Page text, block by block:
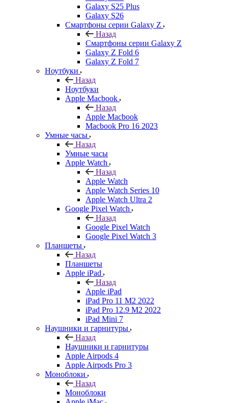
Galaxy S25 Plus
Galaxy S26
Смартфоны серии Galaxy Z
Назад
Смартфоны серии Galaxy Z
Galaxy Z Fold 6
Galaxy Z Fold 7
Ноутбуки
Назад
Ноутбуки
Apple Macbook
Назад
Apple Macbook
Macbook Pro 16 2023
Умные часы
Назад
Умные часы
Apple Watch
Назад
Apple Watch
Apple Watch Series 10
Apple Watch Ultra 2
Google Pixel Watch
Назад
Google Pixel Watch
Google Pixel Watch 3
Планшеты
Назад
Планшеты
Apple iPad
Назад
Apple iPad
iPad Pro 11 M2 2022
iPad Pro 12.9 M2 2022
iPad Mini 7
Наушники и гарнитуры
Назад
Наушники и гарнитуры
Apple Airpods 4
Apple Airpods Pro 3
Моноблоки
Назад
Моноблоки